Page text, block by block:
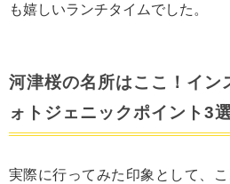
も嬉しいランチタイムでした。
河津桜の名所はここ！イン
ォトジェニックポイント3選
実際に行ってみた印象として、